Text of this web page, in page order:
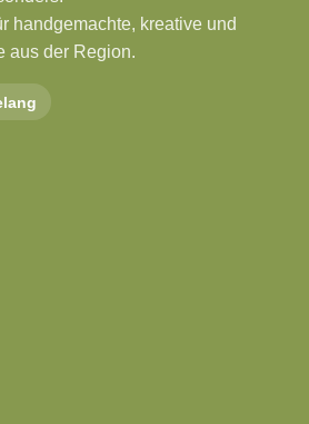
handgemachte, kreative und
aus der Region.